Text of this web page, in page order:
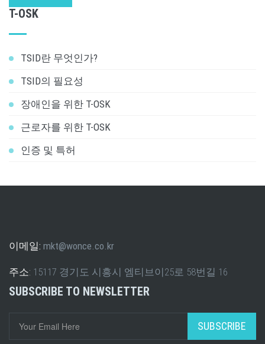
T-OSK
TSID란 무엇인가?
TSID의 필요성
장애인을 위한 T-OSK
근로자를 위한 T-OSK
인증 및 특허
이메일: mkt@wonce.co.kr
주소: 15117 경기도 시흥시 엠티브이25로 58번길 16
SUBSCRIBE TO NEWSLETTER
SUBSCRIBE